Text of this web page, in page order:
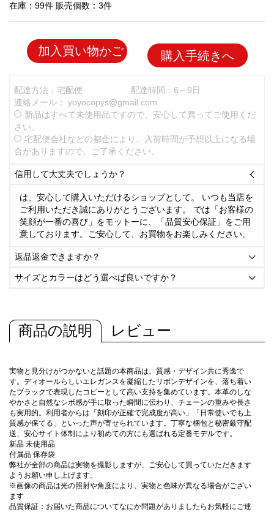
在庫：99件 販売個数：3件
加入買い物かご 購入手続きへ
配達方法：宅配便
配達時間：6～9日
連絡メール： yoyocopys@gmail.com
新品はすべて未使用品ですので、安心して買ってご使用くだ
さい。
宅配便会社などの都合により、入荷時間が予想以上になる場
合がありますので、ご了承ください。
信用して大丈夫でしょうか？ 
は、安心して購入いただけるショップとして。 いつも当店を
ご利用いただき誠にありがとうございます。 では「お客様の
笑顔が一番の喜び」をモットーに、「品質安心保証」をご用
意しております。ご安心して、お買物をお楽しみください。
返品返金できますか？ 
サイズとカラーはどう選べば良いですか？ 
商品の説明 レビュー
実物と見分けがつかないと話題の本商品は、質感・デザイン共に秀逸で
す。ディオールらしいエレガンスを凝縮したリボンデザインを、落ち着い
たブラックで表現したコピーとして高い支持を集めています。本革のしな
やかさと自然なシボ感が手に取った瞬間に伝わり、チェーンの重みや長さ
も実用的。利用者からは「刻印が正確で完成度が高い」「日常使いでも上
質感が保てる」といった声が寄せられています。丁寧な梱包と秘密厳守配
送、安心サイト体制により初めての方にも選ばれる定番モデルです。
新品 未使用品
付属品 保存袋
弊社が全部の商品は実物を撮影しますが、ご安心して買っていただきます
ようお願い申し上げます。
※画像の商品は光の照射や角度により、実物と色味が異なる場合がござい
ます
品質保証：お届いた商品についてなにか問題がありましたらお気軽にご連